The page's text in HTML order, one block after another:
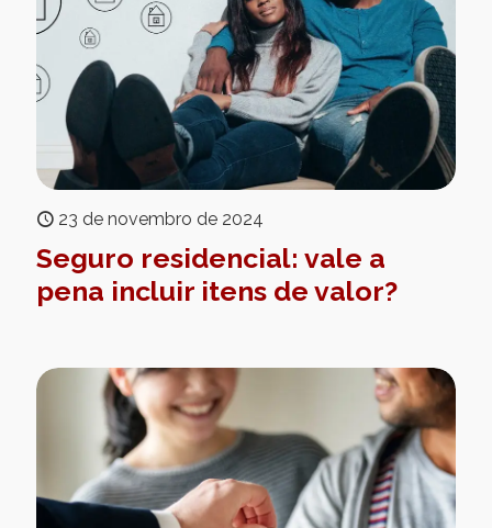
23 de novembro de 2024
Seguro residencial: vale a
pena incluir itens de valor?